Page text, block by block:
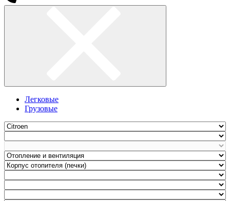
Легковые
Грузовые